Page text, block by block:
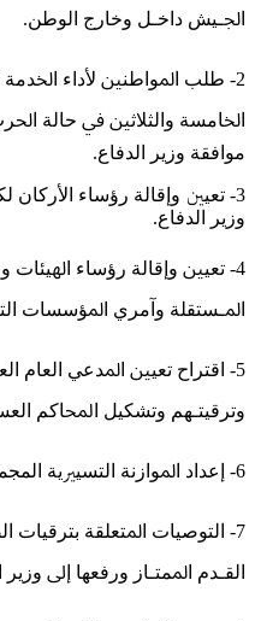
ﺍﳉـﻴﺶ ﺩﺍﺧـﻞ ﻭﺧﺎﺭﺝ ﺍﻟﻮﻃﻦ.
2- ﻃﻠﺐ ﺍﳌﻮﺍﻃﻨﲔ ﻷﺩﺍﺀ ﺍﳋﺪﻣﺔ
ﺍﳋﺎﻣﺴﺔ ﻭﺍﻟﺜﻼﺛﲔ ﰲ ﺣﺎﻟﺔ
ﻣﻮﺍﻓﻘﺔ ﻭﺯﻳﺮ ﺍﻟﺪﻓﺎﻉ.
3- ﺗﻌﻴﲔ ﻭﺇﻗﺎﻟﺔ ﺭﺅﺳﺎﺀ
ﻭﺯﻳﺮ ﺍﻟﺪﻓﺎﻉ.
4- ﺗﻌﻴﲔ ﻭﺇﻗﺎﻟﺔ ﺭﺅﺳﺎﺀ ﺍﳍﻴﺌﺎﺕ
ﺍﳌـﺴﺘﻘﻠﺔ ﻭﺁﻣﺮﻱ ﺍﳌﺆﺳﺴﺎﺕ
5- ﺍﻗﺘﺮﺍﺡ ﺗﻌﻴﲔ ﺍﳌﺪﻋﻲ ﺍﻟﻌﺎﻡ
ﻭﺗﺮﻗﻴﺘـﻬﻢ ﻭﺗﺸﻜﻴﻞ ﺍﶈﺎﻛﻢ
6- ﺇﻋﺪﺍﺩ ﺍﳌﻮﺍﺯﻧﺔ ﺍﻟﺘﺴﻴﲑﻳﺔ المجمعة ﻟﻠﺠﻴﺶ ﻭﺇﺣﺎﻟﺘﻬﺎ ﻟﻮﺯﻳﺮ ﺍﻟﺪﻓﺎﻉ.
7- ﺍﻟﺘﻮﺻﻴﺎﺕ ﺍﳌﺘﻌﻠﻘﺔ ﺑﺘﺮﻗﻴﺎﺕ
ﺍﻟﻘـﺪﻡ ﺍﳌﻤﺘـﺎﺯ ﻭﺭﻓﻌﻬﺎ ﺇﱃ ﻭﺯﻳﺮ